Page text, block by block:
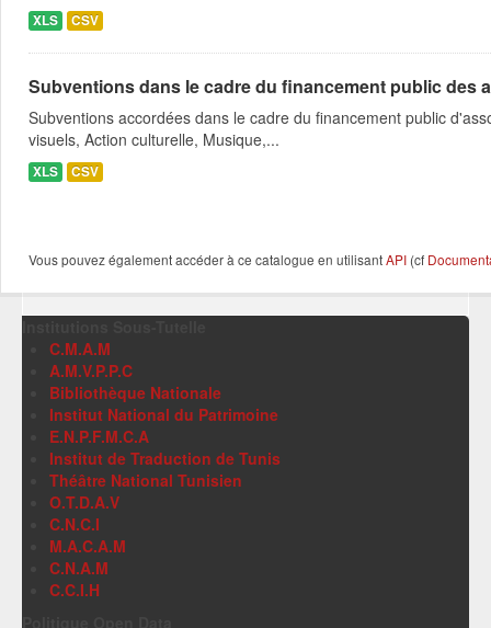
XLS CSV
Subventions dans le cadre du financement public des
Subventions accordées dans le cadre du financement public
visuels, Action culturelle, Musique,...
XLS CSV
Vous pouvez également accéder à ce catalogue en utilisantAPI (cf
C.M.A.M
A.M.V.P.P.C
Bibliothèque Nationale
Institut National du Patrimoine
E.N.P.F.M.C.A
Institut de Traduction de Tunis
Théâtre National Tunisien
O.T.D.A.V
C.N.C.I
M.A.C.A.M
C.N.A.M
C.C.I.H